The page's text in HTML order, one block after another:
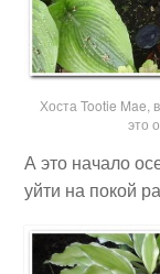
Хоста Tootie Mae,
это
А это начало
уйти на покой